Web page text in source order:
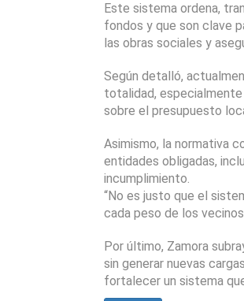
Este sistema ordena,
fondos y que son clave
las obras sociales y
Según detalló,
totalidad, especialmente
sobre el presupuesto
Asimismo, la normativa
entidades obligadas,
incumplimiento.
“No es justo que el
cada peso de los
Por último, Zamora
sin generar nuevas
fortalecer un sistema